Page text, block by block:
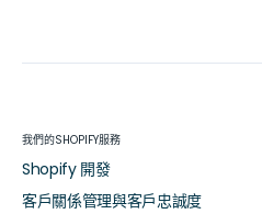
我們的SHOPIFY服務
Shopify 開發
客戶關係管理與客戶忠誠度